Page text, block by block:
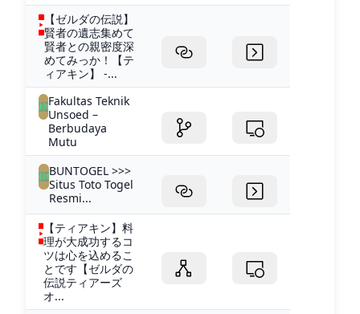
【ゼルダの伝説】
賢者の遺志集めて
賢者との親密度深
めてみっか！【テ
ィアキン】 -...
Fakultas Teknik
Unsoed –
Berbudaya
Mutu
BUNTOGEL >>>
Situs Toto Togel
Resmi...
【ティアキン】料
理が大成功するコ
ツは心を込めるこ
とです【ゼルダの
伝説ティアーズ
オ...